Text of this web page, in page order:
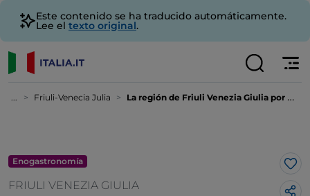
Este contenido se ha traducido automáticamente.
Lee el texto original.
... Friuli-Venecia Julia La región de Friuli Venezia Giulia por medio de la pizza de Renato Bosco
Enogastronomía
FRIULI VENEZIA GIULIA
Me